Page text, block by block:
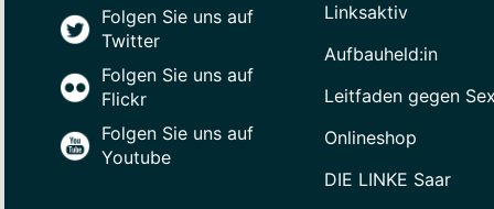
Folgen Sie uns auf
Twitter
Folgen Sie uns auf
Flickr
Folgen Sie uns auf
Youtube
Linksaktiv
Aufbauheld:in
Leitfaden gegen
Onlineshop
DIE LINKE Saar